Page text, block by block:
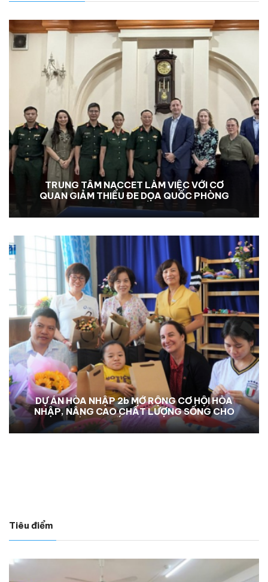
TRUNG TÂM NACCET LÀM VIỆC VỚI CƠ
QUAN GIẢM THIỂU ĐE DỌA QUỐC PHÒNG
HOA KỲ
DỰ ÁN HÒA NHẬP 2b MỞ RỘNG CƠ HỘI HÒA
NHẬP, NÂNG CAO CHẤT LƯỢNG SỐNG CHO
NGƯỜI KHUYẾT TẬT TẠI KON TUM
Tiêu điểm